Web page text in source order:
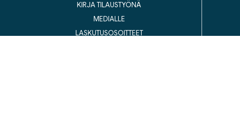
KIRJA TILAUSTYÖNÄ
MEDIALLE
LASKUTUSOSOITTEET